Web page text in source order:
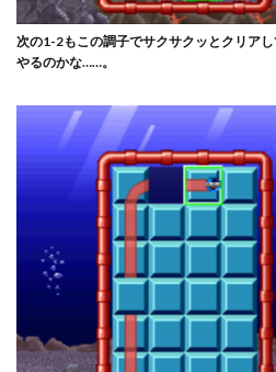
次の1-2もこの調子でサクサクッとクリア
やるのかな……。